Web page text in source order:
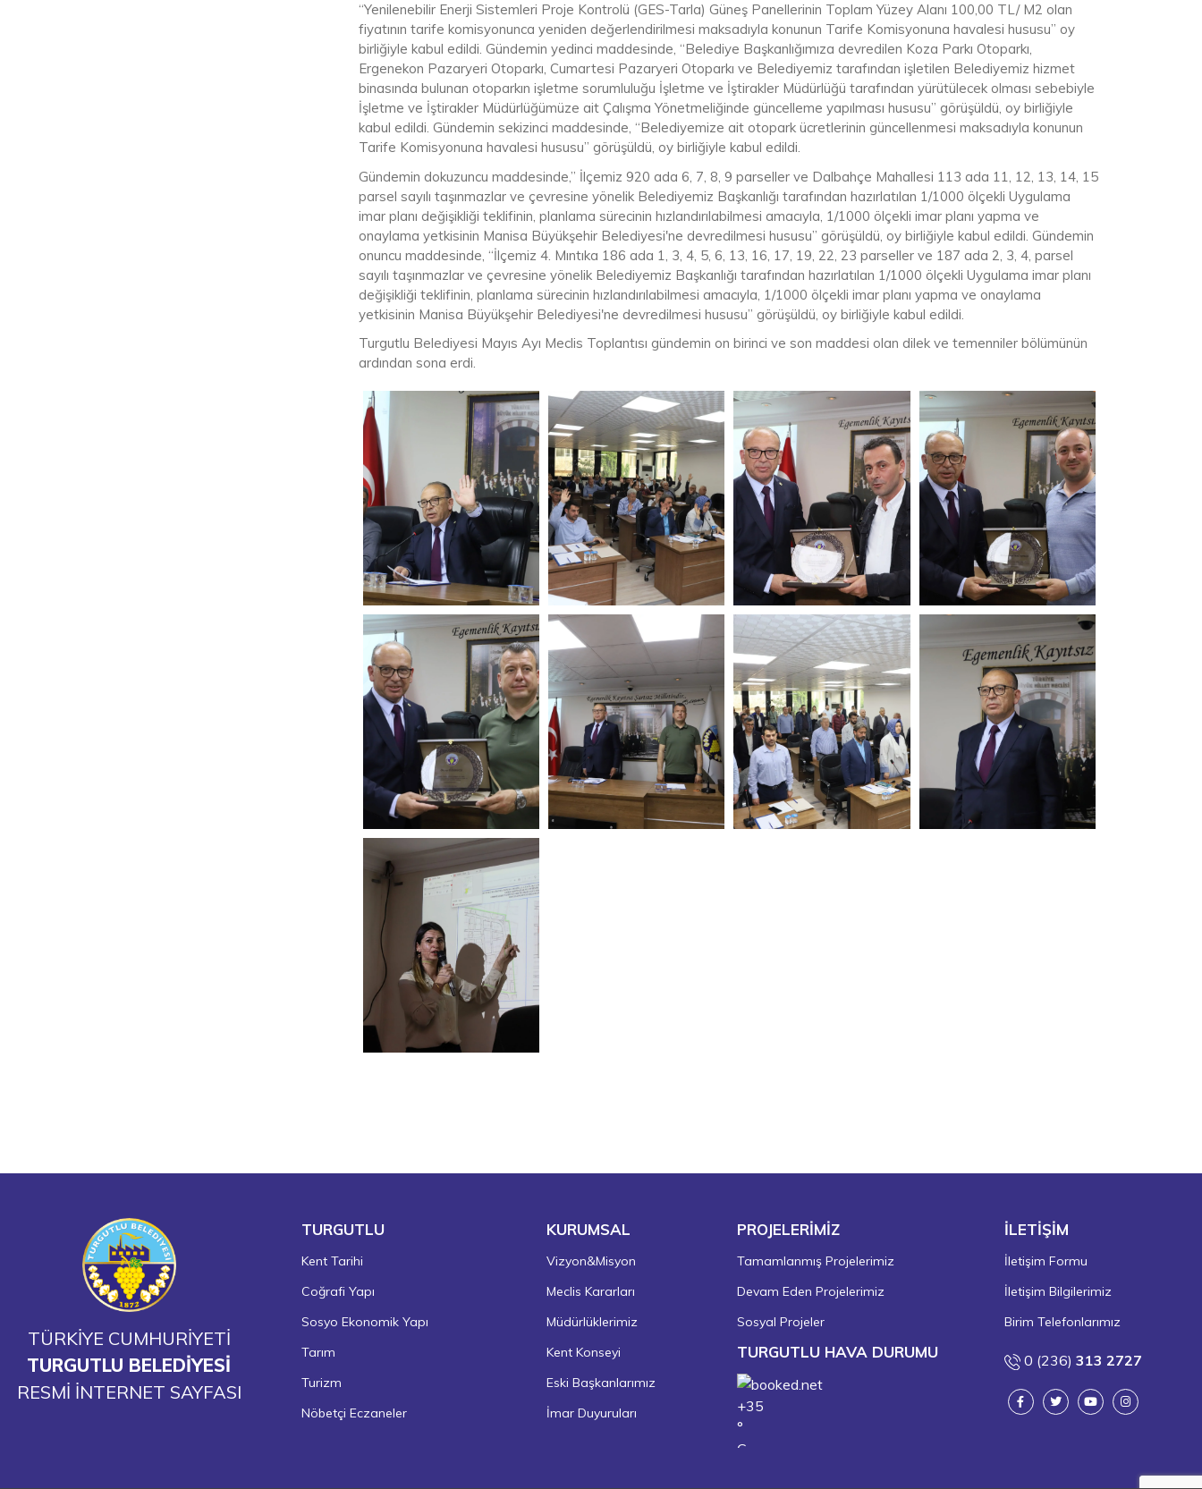
“Yenilenebilir Enerji Sistemleri Proje Kontrolü (GES-Tarla) Güneş Panellerinin Toplam Yüzey Alanı 100,00 TL/ M2 olan
fiyatının tarife komisyonunca yeniden değerlendirilmesi maksadıyla konunun Tarife Komisyonuna havalesi hususu” oy
birliğiyle kabul edildi. Gündemin yedinci maddesinde, “Belediye Başkanlığımıza devredilen Koza Parkı Otoparkı,
Ergenekon Pazaryeri Otoparkı, Cumartesi Pazaryeri Otoparkı ve Belediyemiz tarafından işletilen Belediyemiz hizmet
binasında bulunan otoparkın işletme sorumluluğu İşletme ve İştirakler Müdürlüğü tarafından yürütülecek olması sebebiyle
İşletme ve İştirakler Müdürlüğümüze ait Çalışma Yönetmeliğinde güncelleme yapılması hususu” görüşüldü, oy birliğiyle
kabul edildi. Gündemin sekizinci maddesinde, “Belediyemize ait otopark ücretlerinin güncellenmesi maksadıyla konunun
Tarife Komisyonuna havalesi hususu” görüşüldü, oy birliğiyle kabul edildi.
Gündemin dokuzuncu maddesinde,” İlçemiz 920 ada 6, 7, 8, 9 parseller ve Dalbahçe Mahallesi 113 ada 11, 12, 13, 14, 15
parsel sayılı taşınmazlar ve çevresine yönelik Belediyemiz Başkanlığı tarafından hazırlatılan 1/1000 ölçekli Uygulama
imar planı değişikliği teklifinin, planlama sürecinin hızlandırılabilmesi amacıyla, 1/1000 ölçekli imar planı yapma ve
onaylama yetkisinin Manisa Büyükşehir Belediyesi'ne devredilmesi hususu” görüşüldü, oy birliğiyle kabul edildi. Gündemin
onuncu maddesinde, “İlçemiz 4. Mıntıka 186 ada 1, 3, 4, 5, 6, 13, 16, 17, 19, 22, 23 parseller ve 187 ada 2, 3, 4, parsel
sayılı taşınmazlar ve çevresine yönelik Belediyemiz Başkanlığı tarafından hazırlatılan 1/1000 ölçekli Uygulama imar planı
değişikliği teklifinin, planlama sürecinin hızlandırılabilmesi amacıyla, 1/1000 ölçekli imar planı yapma ve onaylama
yetkisinin Manisa Büyükşehir Belediyesi'ne devredilmesi hususu” görüşüldü, oy birliğiyle kabul edildi.
Turgutlu Belediyesi Mayıs Ayı Meclis Toplantısı gündemin on birinci ve son maddesi olan dilek ve temenniler bölümünün
ardından sona erdi.
TÜRKİYE CUMHURİYETİ
TURGUTLU BELEDİYESİ
RESMİ İNTERNET SAYFASI
TURGUTLU
Kent Tarihi
Coğrafi Yapı
Sosyo Ekonomik Yapı
Tarım
Turizm
Nöbetçi Eczaneler
KURUMSAL
Vizyon&Misyon
Meclis Kararları
Müdürlüklerimiz
Kent Konseyi
Eski Başkanlarımız
İmar Duyuruları
PROJELERİMİZ
Tamamlanmış Projelerimiz
Devam Eden Projelerimiz
Sosyal Projeler
TURGUTLU HAVA DURUMU
+35
°
C
İLETİŞİM
İletişim Formu
İletişim Bilgilerimiz
Birim Telefonlarımız
0 (236)313 2727